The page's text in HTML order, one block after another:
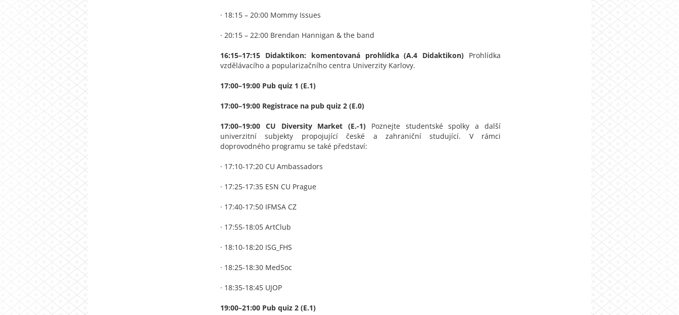
· 18:15 – 20:00 Mommy Issues
· 20:15 – 22:00 Brendan Hannigan & the band
16:15–17:15 Didaktikon: komentovaná prohlídka (A.4 Didaktikon) Prohlídka
vzdělávacího a popularizačního centra Univerzity Karlovy.
17:00–19:00 Pub quiz 1 (E.1)
17:00–19:00 Registrace na pub quiz 2 (E.0)
17:00–19:00 CU Diversity Market (E.-1) Poznejte studentské spolky a další
univerzitní subjekty propojující české a zahraniční studující. V rámci
doprovodného programu se také představí:
· 17:10-17:20 CU Ambassadors
· 17:25-17:35 ESN CU Prague
· 17:40-17:50 IFMSA CZ
· 17:55-18:05 ArtClub
· 18:10-18:20 ISG_FHS
· 18:25-18:30 MedSoc
· 18:35-18:45 UJOP
19:00–21:00 Pub quiz 2 (E.1)